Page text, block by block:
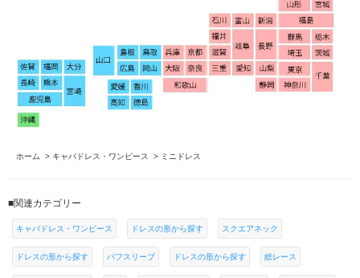
ホーム > キャバドレス・ワンピース > ミニドレス
■関連カテゴリー
キャバドレス・ワンピース ドレスの形から探す スクエアネック
ドレスの形から探す パフスリーブ ドレスの形から探す 総レース